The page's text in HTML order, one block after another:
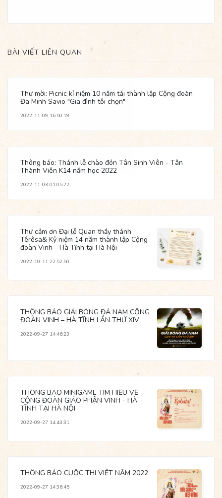
BÀI VIẾT LIÊN QUAN
Thư mời: Picnic kỉ niệm 10 năm tái thành lập Cộng đoàn
Đa Minh Savio "Gia đình tôi chọn"
2022-11-09 16:50:19
Thông báo: Thánh lễ chào đón Tân Sinh Viên - Tân
Thành Viên K14 năm học 2022
2022-11-03 01:05:22
Thư cảm ơn Đại lễ Quan thầy thánh
Têrêsa& Kỷ niệm 14 năm thành lập Cộng
đoàn Vinh - Hà Tĩnh tại Hà Nội
2022-10-11 22:52:50
THÔNG BÁO GIẢI BÓNG ĐÁ NAM CỘNG
ĐOÀN VINH – HÀ TĨNH LẦN THỨ XIV
2022-09-27 14:46:23
THÔNG BÁO MINIGAME TÌM HIỂU VỀ
CỘNG ĐOÀN GIÁO PHẬN VINH - HÀ
TĨNH TẠI HÀ NỘI
2022-09-27 14:43:31
THÔNG BÁO CUỘC THI VIẾT NĂM 2022
2022-09-27 14:36:45